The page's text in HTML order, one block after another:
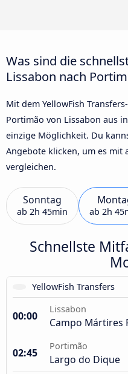
Was sind die
Lissabon nach
Mit dem YellowFish
Portimão von Lissabon aus
einzige Möglichkeit. Du
Angebote klicken, um es mit
vergleichen.
Sonntag
ab 2h 45min ab 2h
Schnellste
YellowFish Transfers
00:00
Lissabon
Campo Mártires
02:45
Portimão
Largo do Dique